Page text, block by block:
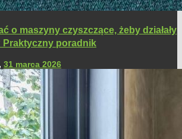
o maszyny czyszczące, żeby działały
Praktyczny poradnik
, 31 marca 2026